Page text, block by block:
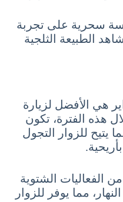
سحرية على تجربة
الطبيعة الثلجية
هي الأفضل لزيارة
هذه الفترة، تكون
يتيح للزوار التجول
الفعاليات الشتوية
مما يوفر للزوار